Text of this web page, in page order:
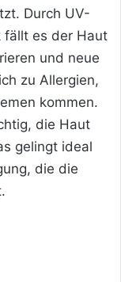
Durch UV-
fällt es der Haut
und neue
zu Allergien,
kommen.
die Haut
gelingt ideal
die die